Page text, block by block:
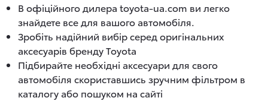
В офіційного дилера toyota-ua.com ви легко
знайдете все для вашого автомобіля.
Зробіть надійний вибір серед оригінальних
аксесуарів бренду Toyota
Підбирайте необхідні аксесуари для свого
автомобіля скориставшись зручним фільтром в
каталогу або пошуком на сайті